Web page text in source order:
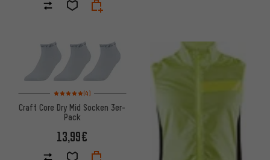
Bewertungen: 5 von 5 basierend auf 4 Bewertungen
(4)
Craft Core Dry Mid Socken 3er-
Pack
13,99€